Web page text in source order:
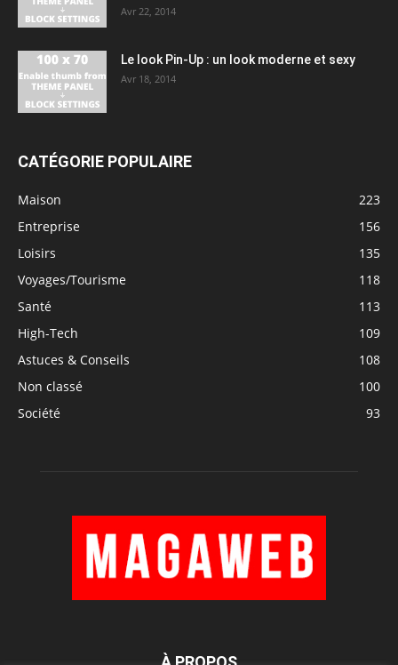
Avr 22, 2014
Le look Pin-Up : un look moderne et sexy
Avr 18, 2014
CATÉGORIE POPULAIRE
Maison
223
Entreprise
156
Loisirs
135
Voyages/Tourisme
118
Santé
113
High-Tech
109
Astuces & Conseils
108
Non classé
100
Société
93